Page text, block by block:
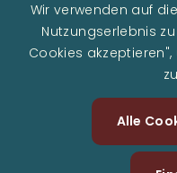
Wir verwenden auf
Nutzungserlebnis
Cookies
Alle